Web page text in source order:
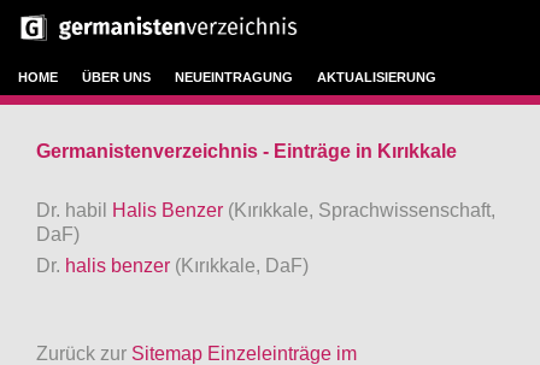
HOME ÜBER UNS NEUEINTRAGUNG AKTUALISIERUNG
Germanistenverzeichnis - Einträge in Kırıkkale
Dr. habil Halis Benzer (Kırıkkale, Sprachwissenschaft,
DaF)
Dr. halis benzer (Kırıkkale, DaF)
Zurück zur Sitemap Einzeleinträge im